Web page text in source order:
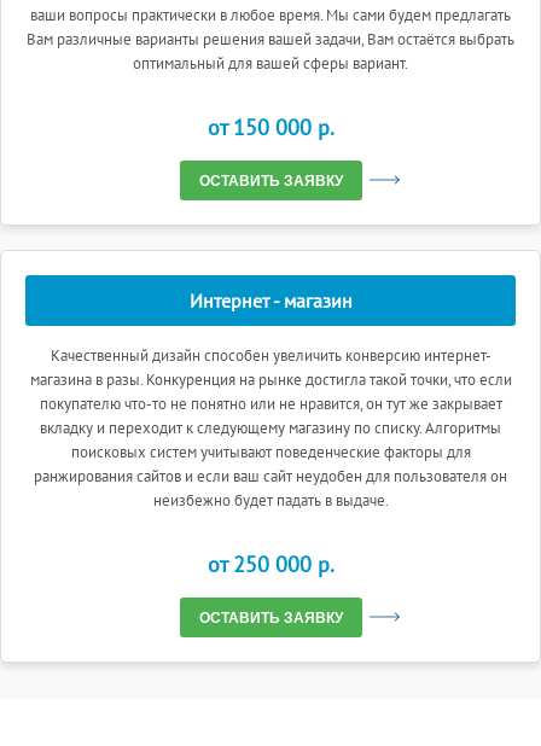
ваши вопросы практически в любое время. Мы сами будем предлагать
Вам различные варианты решения вашей задачи, Вам остаётся выбрать
оптимальный для вашей сферы вариант.
от 150 000 p.
ОСТАВИТЬ ЗАЯВКУ
Интернет - магазин
Качественный дизайн способен увеличить конверсию интернет-
магазина в разы. Конкуренция на рынке достигла такой точки, что если
покупателю что-то не понятно или не нравится, он тут же закрывает
вкладку и переходит к следующему магазину по списку. Алгоритмы
поисковых систем учитывают поведенческие факторы для
ранжирования сайтов и если ваш сайт неудобен для пользователя он
неизбежно будет падать в выдаче.
от 250 000 p.
ОСТАВИТЬ ЗАЯВКУ